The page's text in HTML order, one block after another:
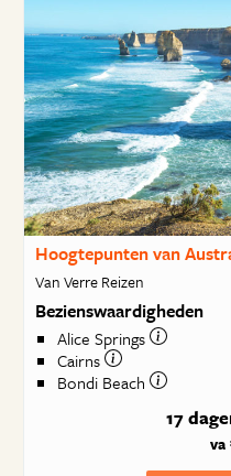
Hoogtepunten van
Van Verre Reizen
Bezienswaardigheden
Alice Springs
Cairns
Bondi Beach
17
va